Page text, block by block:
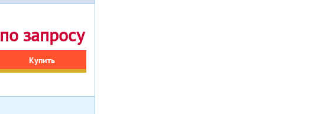
по запросу
Купить